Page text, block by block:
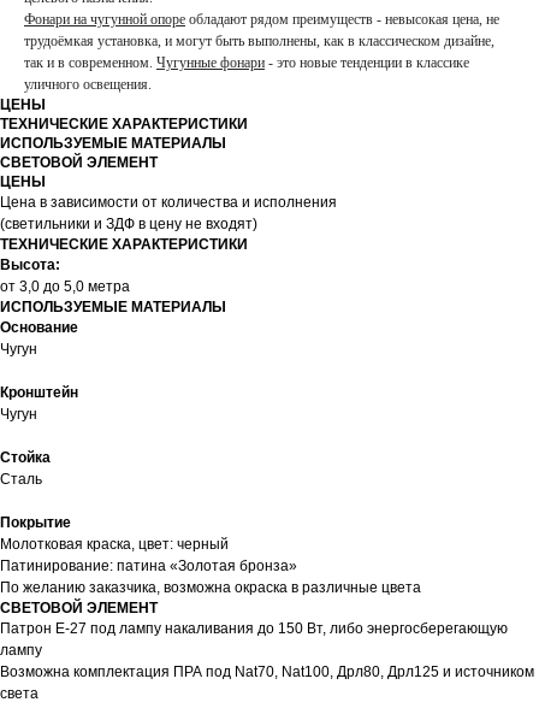
Фонари на чугунной опоре обладают рядом преимуществ - невысокая цена, не
трудоёмкая установка, и могут быть выполнены, как в классическом дизайне,
так и в современном. Чугунные фонари - это новые тенденции в классике
уличного освещения.
ЦЕНЫ
ТЕХНИЧЕСКИЕ ХАРАКТЕРИСТИКИ
ИСПОЛЬЗУЕМЫЕ МАТЕРИАЛЫ
СВЕТОВОЙ ЭЛЕМЕНТ
ЦЕНЫ
Цена в зависимости от количества и исполнения
(светильники и ЗДФ в цену не входят)
ТЕХНИЧЕСКИЕ ХАРАКТЕРИСТИКИ
Высота:
от 3,0 до 5,0 метра
ИСПОЛЬЗУЕМЫЕ МАТЕРИАЛЫ
Основание
Чугун
Кронштейн
Чугун
Стойка
Сталь
Покрытие
Молотковая краска, цвет: черный
Патинирование: патина «Золотая бронза»
По желанию заказчика, возможна окраска в различные цвета
СВЕТОВОЙ ЭЛЕМЕНТ
Патрон E-27 под лампу накаливания до 150 Вт, либо энергосберегающую
лампу
Возможна комплектация ПРА под Nat70, Nat100, Дрл80, Дрл125 и источником
света